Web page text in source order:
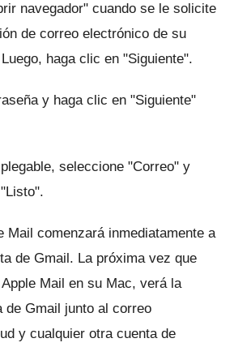
navegador" cuando se le solicite
de correo electrónico de su
Luego, haga clic en "Siguiente".
y haga clic en "Siguiente"
seleccione "Correo" y
Mail comenzará inmediatamente a
de Gmail. La próxima vez que
Mail en su Mac, verá la
de Gmail junto al correo
y cualquier otra cuenta de